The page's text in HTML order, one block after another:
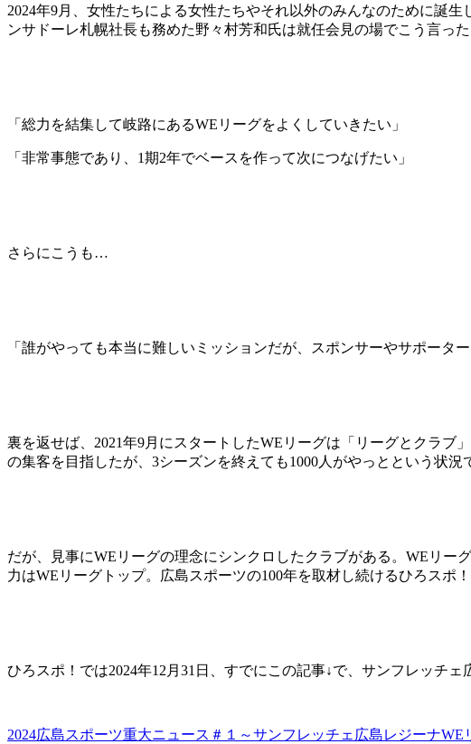
2024年9月、女性たちによる女性たちやそれ以外のみんなのために誕
ンサドーレ札幌社長も務めた野々村芳和氏は就任会見の場でこう言った
「総力を結集して岐路にあるWEリーグをよくしていきたい」
「非常事態であり、1期2年でベースを作って次につなげたい」
さらにこうも…
「誰がやっても本当に難しいミッションだが、スポンサーやサポータ
裏を返せば、2021年9月にスタートしたWEリーグは「リーグとクラブ
の集客を目指したが、3シーズンを終えても1000人がやっとという状況
だが、見事にWEリーグの理念にシンクロしたクラブがある。WEリ
力はWEリーグトップ。広島スポーツの100年を取材し続けるひろスポ
ひろスポ！では2024年12月31日、すでにこの記事↓で、サンフレッチェ
2024広島スポーツ重大ニュース＃１～サンフレッチェ広島レジーナ